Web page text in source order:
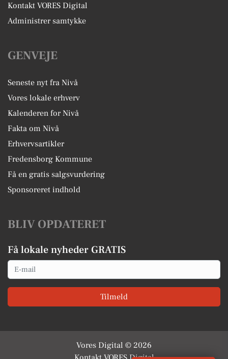
Kontakt VORES Digital
Administrer samtykke
GENVEJE
Seneste nyt fra Nivå
Vores lokale erhverv
Kalenderen for Nivå
Fakta om Nivå
Erhvervsartikler
Fredensborg Kommune
Få en gratis salgsvurdering
Sponsoreret indhold
BLIV OPDATERET
Få lokale nyheder GRATIS
Email
Tilmeld
Vores Digital © 2026